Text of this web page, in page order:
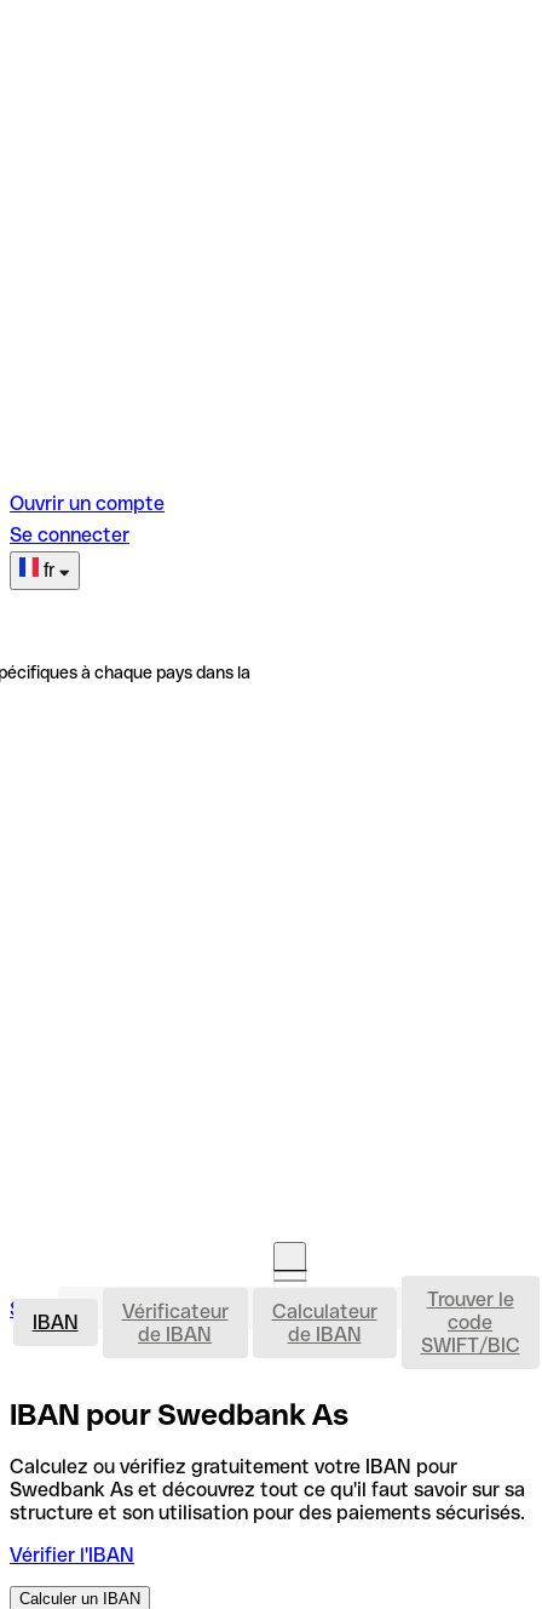
Ouvrir un compte
Se connecter
fr
à chaque pays dans la
Se connecterOuvrir un compte IBAN
IBAN
Vérificateur
de IBAN
Calculateur
de IBAN
Trouver le
code
SWIFT/BIC
IBAN pour Swedbank As
Calculez ou vérifiez gratuitement votre IBAN pour
Swedbank As et découvrez tout ce qu'il faut savoir sur sa
structure et son utilisation pour des paiements sécurisés.
Vérifier l'IBAN
Calculer un IBAN